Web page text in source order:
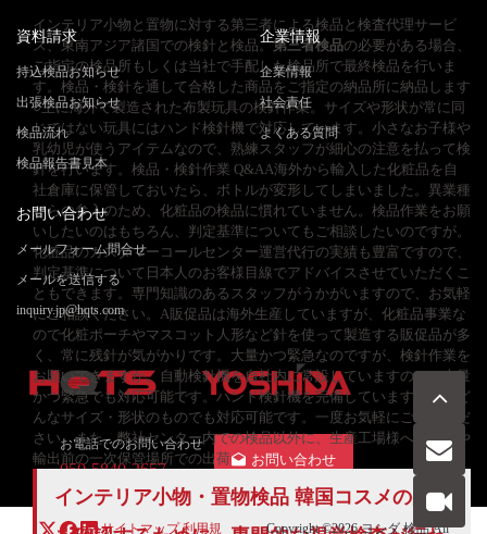
インテリア小物と置物に対する第三者による検品と検査代理サービ
ス、東南アジア諸国での検針と検品。第三者検品の必要がある場合、
ご指定の検品所もしくは当社で手配した検品所で最終検品を行いま
す。検品・検針を通して合格した商品をご指定の納品所に納品します
○主に海外で製造された布製玩具の検針作業。サイズや形状が常に同
じではない玩具にはハンド検針機で対応しています。小さなお子様や
乳幼児が使うアイテムなので、熟練スタッフが細心の注意を払って検
針を行います。検品・検針作業 Q&AA海外から輸入した化粧品を自
社倉庫に保管しておいたら、ボトルが変形してしまいました。異業種
からの参入のため、化粧品の検品に慣れていません。検品作業をお願
いしたいのはもちろん、判定基準についてもご相談したいのですが。
化粧品のカスタマーコールセンター運営代行の実績も豊富ですので、
判定基準について日本人のお客様目線でアドバイスさせていただくこ
ともできます。専門知識のあるスタッフがうかがいますので、お気軽
にご相談ください。A販促品は海外生産していますが、化粧品事業な
ので化粧ポーチやマスコット人形など針を使って製造する販促品が多
く、常に残針が気がかりです。大量かつ緊急なのですが、検針作業を
お願いできますか。自動検針機を自社内に常設していますので、大量
かつ緊急でも対応可能です。ハンド検針機を完備していますので、ど
んなサイズ・形状のものでも対応可能です。一度お気軽にご相談くだ
さい。また、弊社センター内での検品以外に、生産工場様への出張や
輸出前の一次保管場所での出荷
インテリア小物・置物検品 韓国コスメの品質
資料請求
持込検品お知らせ
出張検品お知らせ
検品流れ
検品報告書見本
企業情報
企業情報
社会責任
よくある質問
お問い合わせ
メールフォーム問合せ
メールを送信する
inquiry.jp@hqts.com
お電話でのお問い合わせ
050-5840-2657
お問い合わせ
サイトマップ 利用規 Copyright ©2026ヨシダ 検品All